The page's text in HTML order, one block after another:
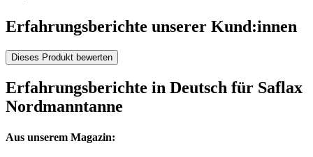
Erfahrungsberichte unserer Kund:innen
Dieses Produkt bewerten
Erfahrungsberichte in Deutsch für Saflax
Nordmanntanne
Aus unserem Magazin: